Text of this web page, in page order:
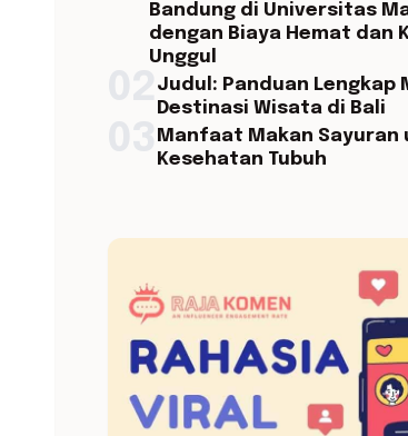
Bandung di Universitas
dengan Biaya Hemat dan
Unggul
Judul: Panduan Lengkap
Destinasi Wisata di Bali
Manfaat Makan Sayuran
Kesehatan Tubuh